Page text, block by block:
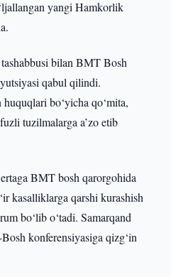
yangi Hamkorlik
bilan BMT Bosh
qabul qilindi.
bo‘yicha qo‘mita,
tuzilmalarga a’zo etib
BMT bosh qarorgohida
kasalliklarga qarshi kurashish
bo‘lib o‘tadi. Samarqand
konferensiyasiga qizg‘in